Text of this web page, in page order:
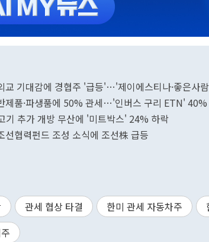
교 기대감에 경협주 '급등'…'제이에스티나·좋은사
제품·파생품에 50% 관세…'인버스 구리 ETN'
기 추가 개방 무산에 '미트박스' 24% 하락
선협력펀드 조성 소식에 조선株 급등
관세 협상 타결 한미 관세 자동차주